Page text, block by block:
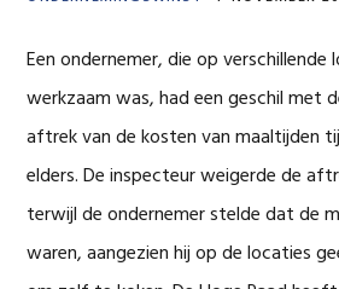
Een ondernemer, die op verschillende
werkzaam was, had een geschil met
aftrek van de kosten van maaltijden
elders. De inspecteur weigerde de
terwijl de ondernemer stelde dat de
waren, aangezien hij op de locaties